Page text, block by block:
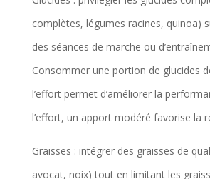
complètes, légumes racines, quinoa)
des séances de marche ou
Consommer une portion de glucides
l’effort permet d’améliorer la
l’effort, un apport modéré favorise la
Graisses : intégrer des graisses de
avocat, noix) tout en limitant les